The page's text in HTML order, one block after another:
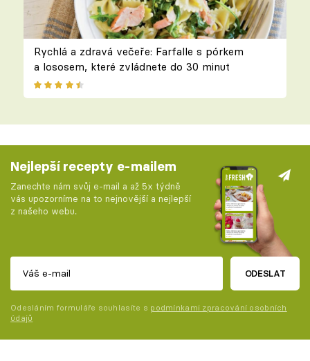
Rychlá a zdravá večeře: Farfalle s pórkem
a lososem, které zvládnete do 30 minut
Nejlepší recepty e-mailem
Zanechte nám svůj e-mail a až 5x týdně
vás upozorníme na to nejnovější a nejlepší
z našeho webu.
ODESLAT
Odesláním formuláře souhlasíte s podmínkami zpracování osobních
údajů